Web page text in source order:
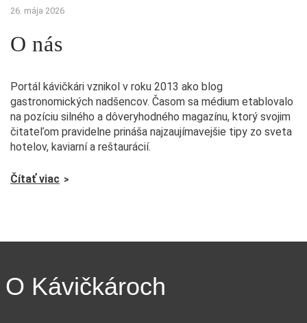
26. mája 2026
O nás
Portál kávičkári vznikol v roku 2013 ako blog
gastronomických nadšencov. Časom sa médium etablovalo
na pozíciu silného a dôveryhodného magazínu, ktorý svojim
čitateľom pravidelne prináša najzaujímavejšie tipy zo sveta
hotelov, kaviarní a reštaurácií.
Čítať viac
O Kávičkároch